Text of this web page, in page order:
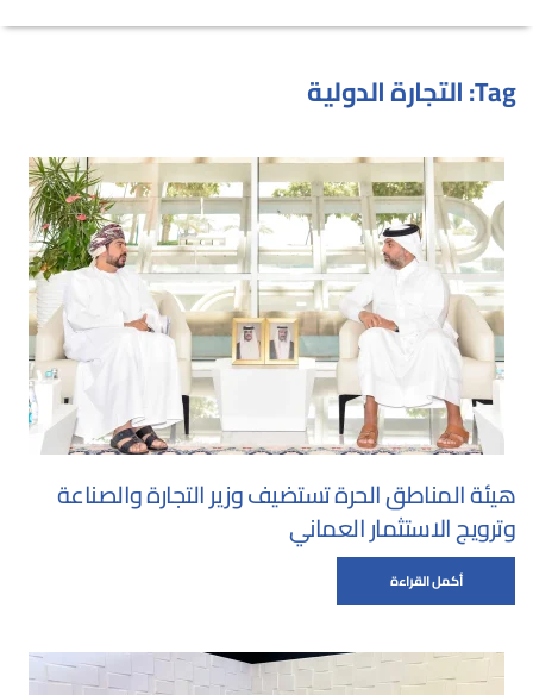
Tag: التجارة الدولية
هيئة المناطق الحرة تستضيف وزير التجارة والصناعة
وترويج الاستثمار العماني
أكمل القراءة